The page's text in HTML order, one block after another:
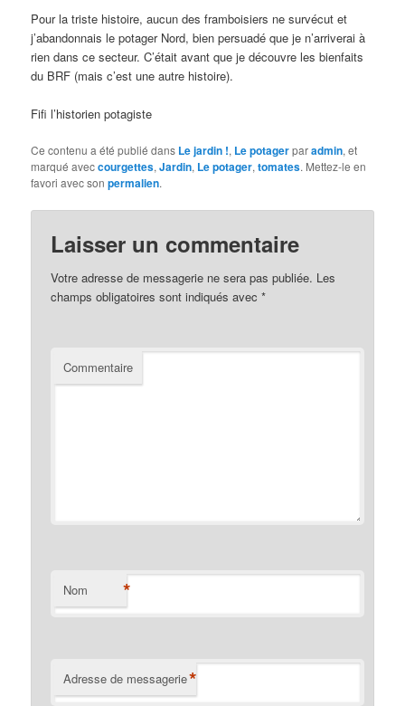
Pour la triste histoire, aucun des framboisiers ne survécut et
j’abandonnais le potager Nord, bien persuadé que je n’arriverai à
rien dans ce secteur. C’était avant que je découvre les bienfaits
du BRF (mais c’est une autre histoire).
Fifi l’historien potagiste
Ce contenu a été publié dans Le jardin !, Le potagerparadmin, et
marqué aveccourgettes,Jardin, Le potager,tomates. Mettez-le en
favori avec sonpermalien.
Laisser un commentaire
Votre adresse de messagerie ne sera pas publiée. Les
champs obligatoires sont indiqués avec*
Commentaire
Nom *
Adresse de messagerie*